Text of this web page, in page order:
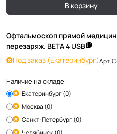
В корзину
Офтальмоскоп прямой
перезаряж. BETA 4 USB
Под заказ (Екатеринбург)Арт.
Наличие на складе:
Екатеринбург (0)
Москва (0)
Санкт-Петербург (0)